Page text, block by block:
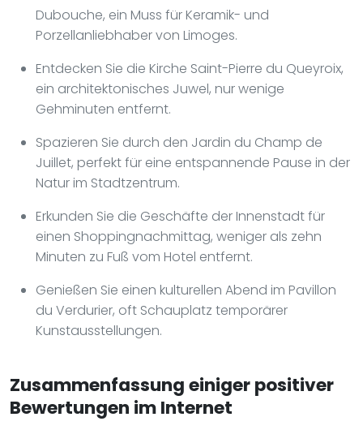
Dubouche, ein Muss für Keramik- und
Porzellanliebhaber von Limoges.
Entdecken Sie die Kirche Saint-Pierre du Queyroix,
ein architektonisches Juwel, nur wenige
Gehminuten entfernt.
Spazieren Sie durch den Jardin du Champ de
Juillet, perfekt für eine entspannende Pause in der
Natur im Stadtzentrum.
Erkunden Sie die Geschäfte der Innenstadt für
einen Shoppingnachmittag, weniger als zehn
Minuten zu Fuß vom Hotel entfernt.
Genießen Sie einen kulturellen Abend im Pavillon
du Verdurier, oft Schauplatz temporärer
Kunstausstellungen.
Zusammenfassung einiger positiver
Bewertungen im Internet